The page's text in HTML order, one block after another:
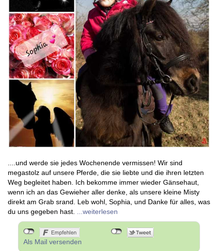
....und werde sie jedes Wochenende vermissen! Wir sind
megastolz auf unsere Pferde, die sie liebte und die ihren letzten
Weg begleitet haben. Ich bekomme immer wieder Gänsehaut,
wenn ich an das Gewieher aller denke, als unsere kleine Misty
direkt am Grab srand. Leb wohl, Sophia, und Danke für alles, was
du uns gegeben hast. ...weiterlesen
Als Mail versenden